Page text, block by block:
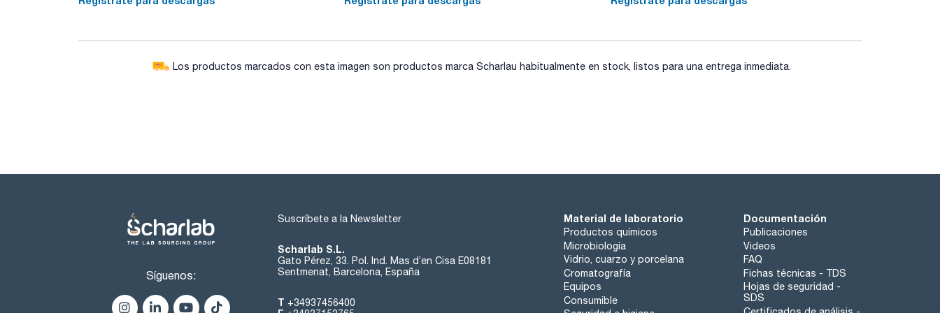
- LD 50 (oral, rat): 3310 mg/kg
- IMDG: 8 II UN 2789
- Palabra de advertencia-GHS: Peligro
- Frases H-GHS : H314 - H226
punto de congelación : min. 15,6 ºC
sulfatos (SO4) : pasa test
sustancias reducibles: pasa test
límite de residuo no volátil: max. 0,005 % m/V
Los productos marcados con esta imagen son productos marca Scharlau habitualmente en stock, listos para una entrega inmediata.
Síguenos:
Suscríbete a la Newsletter
Scharlab S.L.
Gato Pérez, 33. Pol. Ind. Mas d’en Cisa E08181
Sentmenat, Barcelona, España
T +34937456400
Material de laboratorio
Productos químicos
Microbiología
Vidrio, cuarzo y porcelana
Cromatografía
Equipos
Consumible
Documentación
Publicaciones
Videos
FAQ
Fichas técnicas - TDS
Hojas de seguridad -
SDS